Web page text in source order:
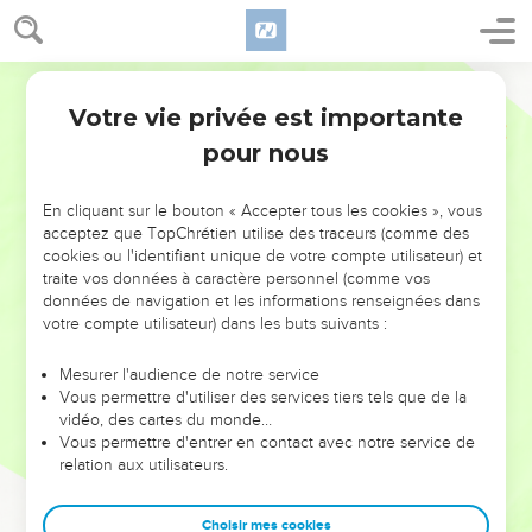
NE MANQUEZ PAS L’ÉVÉNEMENT
DE L’ANNÉE !
ET SI LEURS ERREURS POUVAIENT VOUS ÉVITER LES
VOTRES ?
leur foi ou leur vision. Mais on voit moins les doutes, les erreurs
et les saisons difficiles qu'ils ont traversés, alors même que ce
sont elles qui les ont façonnés.
Dans cette conférence, leaders, entrepreneurs, et responsables
clés pour avancer avec plus de sagesse afin que leurs erreurs
Votre vie privée est importante
pour nous
En cliquant sur le bouton « Accepter tous les cookies », vous
acceptez que TopChrétien utilise des traceurs (comme des
cookies ou l'identifiant unique de votre compte utilisateur) et
traite vos données à caractère personnel (comme vos
données de navigation et les informations renseignées dans
votre compte utilisateur) dans les buts suivants :
Mesurer l'audience de notre service
Vous permettre d'utiliser des services tiers tels que de la
vidéo, des cartes du monde…
Vous permettre d'entrer en contact avec notre service de
relation aux utilisateurs.
Choisir mes cookies